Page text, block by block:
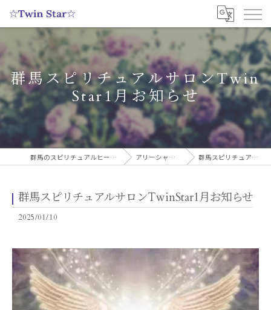
群馬スピリチュアルサロンTwin
Star1月お知らせ
群馬のスピリチュアルヒーリングサロンなら実績多数の☆Twin Star☆ アリーシャのスピリチュアルブログ 群馬スピリチュアルサロンTwinStar1月お知らせ
群馬スピリチュアルサロンTwinStar1月お知らせ
2025/01/10